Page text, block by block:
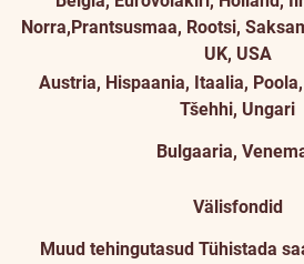
Norra,Prantsusmaa, Rootsi,
UK, USA
Austria, Hispaania, Itaalia,
Tšehhi, Ungari
Bulgaaria,
Välisfondid
Muud tehingutasud Tühistada